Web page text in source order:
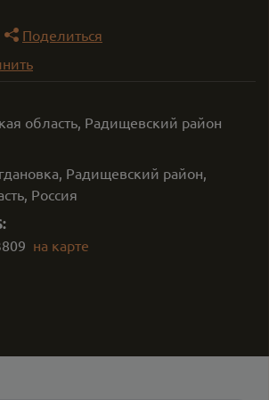
Поделиться
область, Радищевский район
Радищевский район,
Россия
на карте